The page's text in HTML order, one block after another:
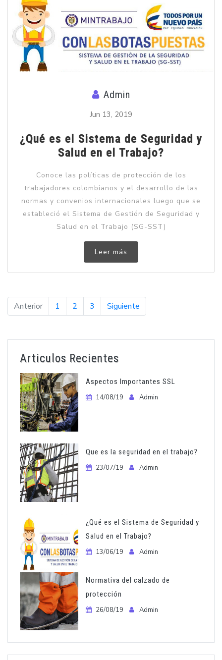
Admin
Jun 13, 2019
¿Qué es el Sistema de Seguridad y
Salud en el Trabajo?
Conoce las políticas de protección de los
trabajadores colombianos y el desarrollo de las
normas y convenios internacionales luego que se
estableció el Sistema de Gestión de Seguridad y
Salud en el Trabajo (SG-SST)
Leer más
Anterior 1 2 3 Siguiente
Articulos Recientes
Aspectos Importantes SSL
14/08/19
Admin
Que es la seguridad en el trabajo?
23/07/19
Admin
¿Qué es el Sistema de Seguridad y
Salud en el Trabajo?
13/06/19
Admin
Normativa del calzado de
protección
26/08/19
Admin